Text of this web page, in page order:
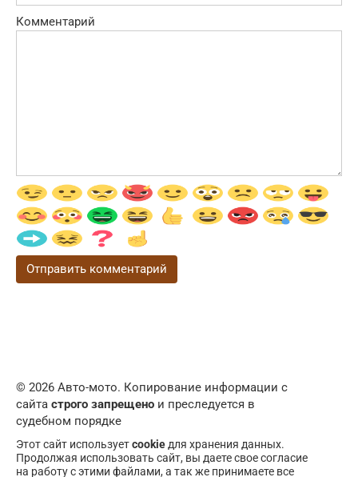
Комментарий
© 2026 Авто-мото. Копирование информации с
сайта строго запрещено и преследуется в
судебном порядке
Этот сайт используетcookieдля хранения данных.
Продолжая использовать сайт, вы даете свое согласие
на работу с этими файлами, а так же принимаете все